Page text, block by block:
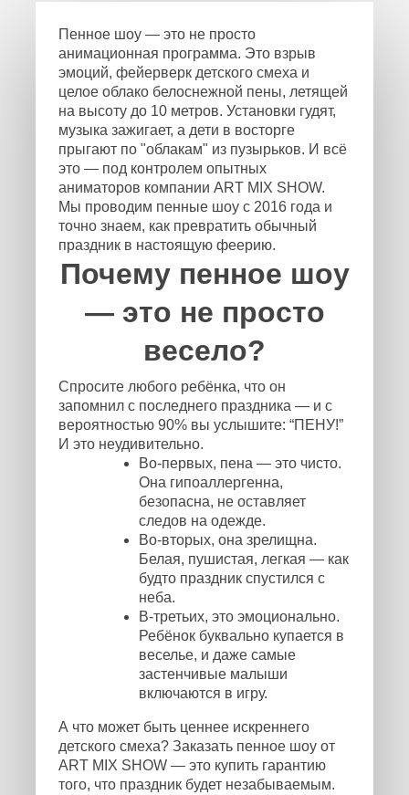
Пенное шоу — это не просто
анимационная программа. Это взрыв
эмоций, фейерверк детского смеха и
целое облако белоснежной пены, летящей
на высоту до 10 метров. Установки гудят,
музыка зажигает, а дети в восторге
прыгают по "облакам" из пузырьков. И всё
это — под контролем опытных
аниматоров компании ART MIX SHOW.
Мы проводим пенные шоу с 2016 года и
точно знаем, как превратить обычный
праздник в настоящую феерию.
Почему пенное шоу
— это не просто
весело?
Спросите любого ребёнка, что он
запомнил с последнего праздника — и с
вероятностью 90% вы услышите: “ПЕНУ!”
И это неудивительно.
Во-первых, пена — это чисто.
Она гипоаллергенна,
безопасна, не оставляет
следов на одежде.
Во-вторых, она зрелищна.
Белая, пушистая, легкая — как
будто праздник спустился с
неба.
В-третьих, это эмоционально.
Ребёнок буквально купается в
веселье, и даже самые
застенчивые малыши
включаются в игру.
А что может быть ценнее искреннего
детского смеха? Заказать пенное шоу от
ART MIX SHOW — это купить гарантию
того, что праздник будет незабываемым.